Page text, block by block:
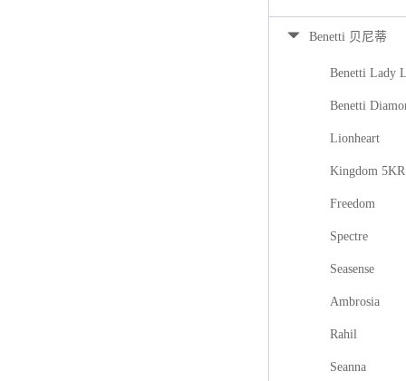
Benetti 贝尼蒂
Benetti Lady
Benetti
Lionheart
Kingdom 5KR
Freedom
Spectre
Seasense
Ambrosia
Rahil
Seanna